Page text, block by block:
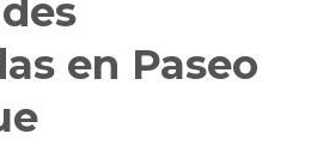
en Paseo